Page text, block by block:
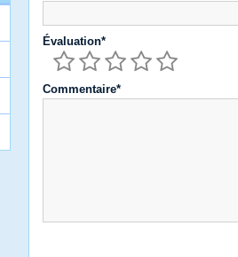
Évaluation*
Commentaire*